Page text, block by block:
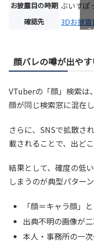
お披露目の時期 ぶいすぽ
確認先 3Dお披露
ス
顔バレの噂が出や
VTuberの「顔」検索は
顔が同じ検索窓に混在
さらに、SNSで拡散さ
載されることで、出ど
結果として、確度の低
しまうのが典型パターン
「顔＝キャラ顔」
出典不明の画像が
本人・事務所の一